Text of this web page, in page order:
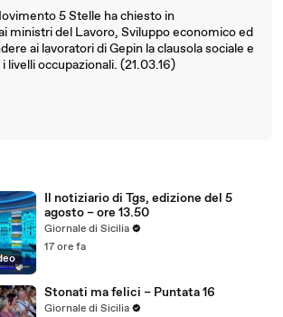
5 Stelle ha chiesto in
ministri del Lavoro, Sviluppo economico ed
ai lavoratori di Gepin la clausola sociale e
livelli occupazionali. (21.03.16)
Il notiziario di Tgs, edizione del 5
agosto – ore 13.50
Giornale di Sicilia
17 ore fa
Stonati ma felici – Puntata 16
Giornale di Sicilia